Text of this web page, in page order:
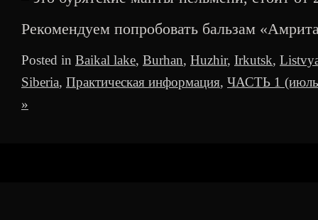
Рекомендуем попробовать бальзам
Posted in Baikal lake, Burhan, Huzhir, Irkutsk,
Siberia, Практическая информация, ЧАСТЬ 1 (июль
»